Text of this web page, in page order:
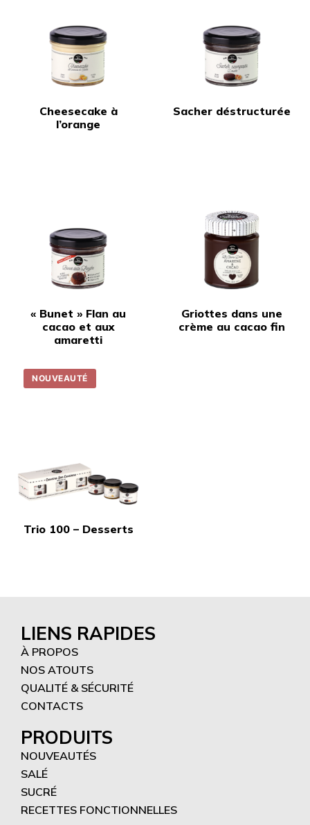
Cheesecake à
l’orange
Sacher déstructurée
« Bunet » Flan au
cacao et aux
amaretti
Griottes dans une
crème au cacao fin
NOUVEAUTÉ
Trio 100 – Desserts
LIENS RAPIDES
À PROPOS
NOS ATOUTS
QUALITÉ & SÉCURITÉ
CONTACTS
PRODUITS
NOUVEAUTÉS
SALÉ
SUCRÉ
RECETTES FONCTIONNELLES